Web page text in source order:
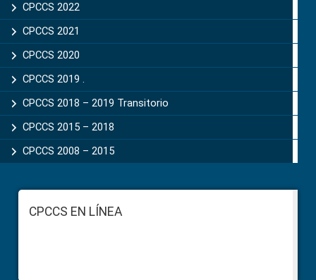
CPCCS 2022
CPCCS 2021
CPCCS 2020
CPCCS 2019 .
CPCCS 2018 – 2019 Transitorio
CPCCS 2015 – 2018
CPCCS 2008 – 2015
FooterCPCCS EN LÍNEA